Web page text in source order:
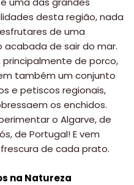
desta região, nada
de uma
acabada de sair do mar.
principalmente de porco,
também um conjunto
e petiscos regionais,
os enchidos.
o Algarve, de
de Portugal! E vem
de cada prato.
na Natureza